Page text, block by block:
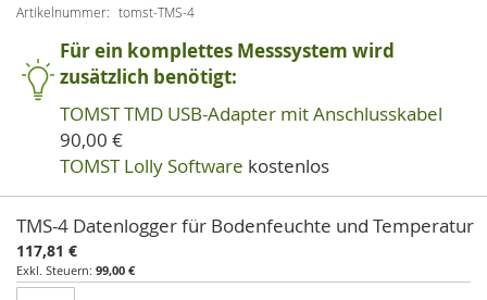
Artikelnummer tomst-TMS-4
Für ein komplettes Messsystem wird
zusätzlich benötigt:
TOMST TMD USB-Adapter mit Anschlusskabel
90,00 €
TOMST Lolly Software kostenlos
für
gruppiertes
Produkt
TMS-4 Datenlogger für Bodenfeuchte und Temperatur
117,81 €
99,00 €